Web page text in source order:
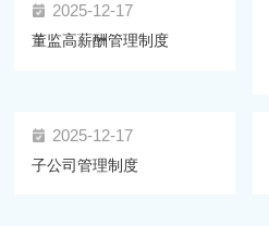
2025-12-17
董监高薪酬管理制度
2025-12-17
子公司管理制度